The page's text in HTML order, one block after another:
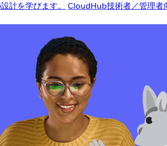
計を学びます。 CloudHub技術者／管理者